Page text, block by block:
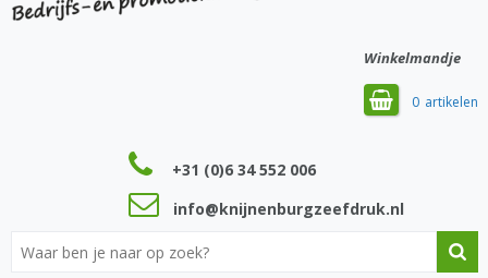
Winkelmandje
0
+31 (0)6 34 552 006
info@knijnenburgzeefdruk.nl